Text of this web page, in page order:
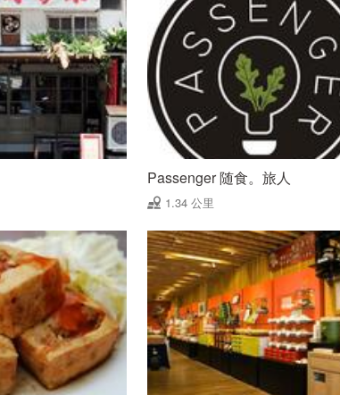
Passenger 随食。旅人
1.34 公里